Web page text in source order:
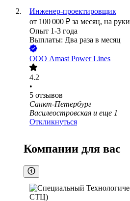
Инженер-проектировщик
от 100 000 ₽ за месяц, на руки
Опыт 1-3 года
Выплаты: Два раза в месяц
ООО Amast Power Lines
4.2
•
5 отзывов
Санкт-Петербург
Василеостровская и еще 1
Откликнуться
Компании для вас